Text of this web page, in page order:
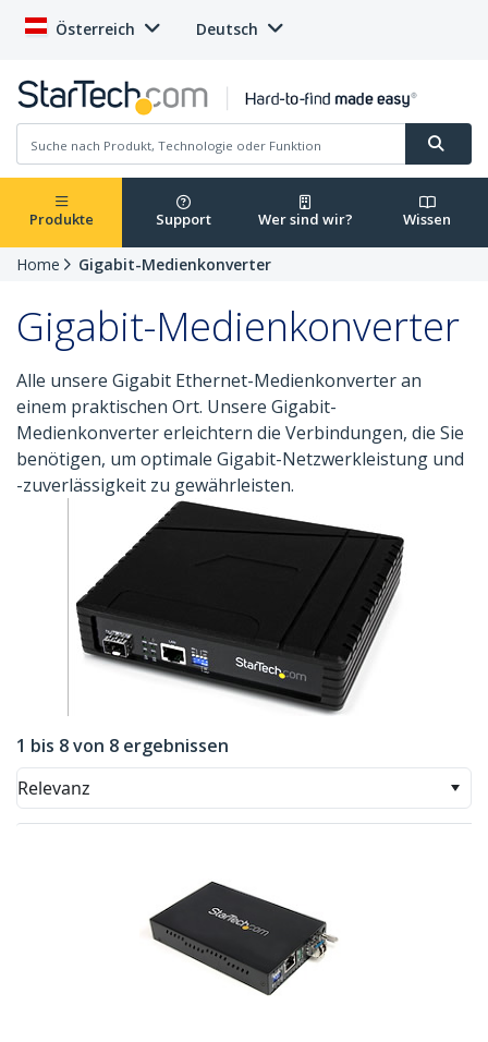
Österreich Deutsch
Produkte Support Wer sind wir? Wissen
Home Gigabit-Medienkonverter
Gigabit-Medienkonverter
Alle unsere Gigabit Ethernet-Medienkonverter an
einem praktischen Ort. Unsere Gigabit-
Medienkonverter erleichtern die Verbindungen, die Sie
benötigen, um optimale Gigabit-Netzwerkleistung und
-zuverlässigkeit zu gewährleisten.
1 bis 8 von 8 ergebnissen
Relevanz